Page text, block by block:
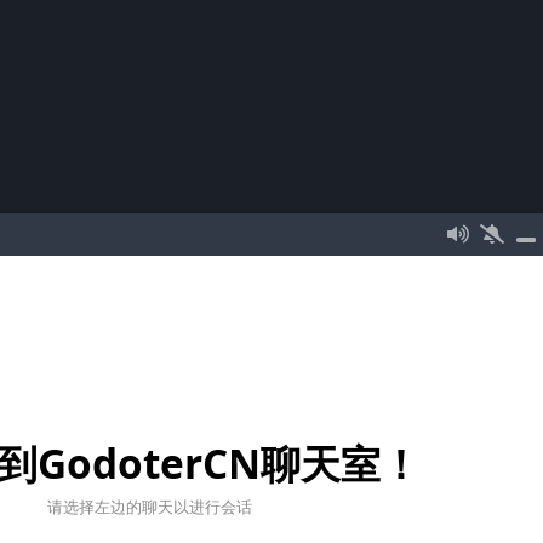
GodoterCN聊天室！
请选择左边的聊天以进行会话